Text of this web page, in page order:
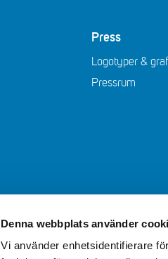
Denna webbplats använder
Vi använder enhetsidentifierare
Press
Logotyper &
Pressrum